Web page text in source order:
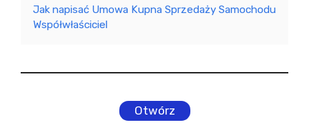
Jak napisać Umowa Kupna Sprzedaży Samochodu
Współwłaściciel
Otwórz